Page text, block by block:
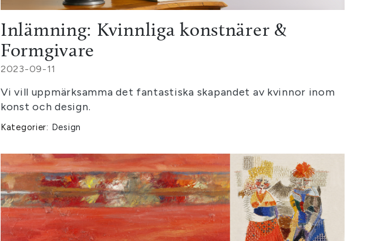
Inlämning: Kvinnliga konstnärer &
Formgivare
2023-09-11
Vi vill uppmärksamma det fantastiska skapandet av kvinnor inom
konst och design.
Kategorier: Design